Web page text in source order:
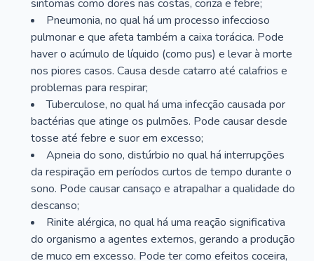
sintomas como dores nas costas, coriza e febre;
Pneumonia, no qual há um processo infeccioso
pulmonar e que afeta também a caixa torácica. Pode
haver o acúmulo de líquido (como pus) e levar à morte
nos piores casos. Causa desde catarro até calafrios e
problemas para respirar;
Tuberculose, no qual há uma infecção causada por
bactérias que atinge os pulmões. Pode causar desde
tosse até febre e suor em excesso;
Apneia do sono, distúrbio no qual há interrupções
da respiração em períodos curtos de tempo durante o
sono. Pode causar cansaço e atrapalhar a qualidade do
descanso;
Rinite alérgica, no qual há uma reação significativa
do organismo a agentes externos, gerando a produção
de muco em excesso. Pode ter como efeitos coceira,